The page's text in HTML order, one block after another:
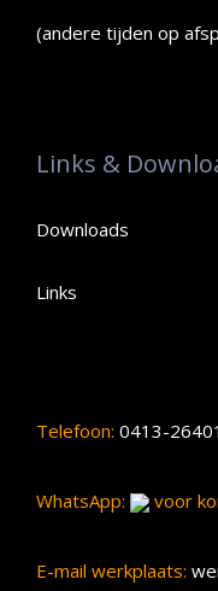
(andere tijden op
Links &
Downloads
Links
Telefoon: 0413-
WhatsApp: voor
E-mail werkplaats: